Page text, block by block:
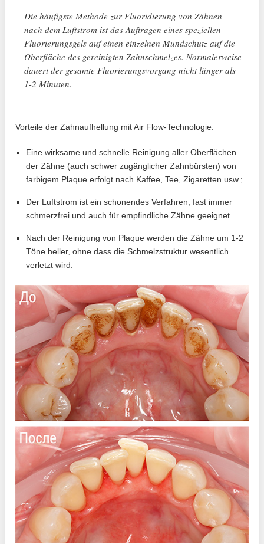
Die häufigste Methode zur Fluoridierung von Zähnen
nach dem Luftstrom ist das Auftragen eines speziellen
Fluorierungsgels auf einen einzelnen Mundschutz auf die
Oberfläche des gereinigten Zahnschmelzes. Normalerweise
dauert der gesamte Fluorierungsvorgang nicht länger als
1-2 Minuten.
Vorteile der Zahnaufhellung mit Air Flow-Technologie:
Eine wirksame und schnelle Reinigung aller Oberflächen
der Zähne (auch schwer zugänglicher Zahnbürsten) von
farbigem Plaque erfolgt nach Kaffee, Tee, Zigaretten usw.;
Der Luftstrom ist ein schonendes Verfahren, fast immer
schmerzfrei und auch für empfindliche Zähne geeignet.
Nach der Reinigung von Plaque werden die Zähne um 1-2
Töne heller, ohne dass die Schmelzstruktur wesentlich
verletzt wird.